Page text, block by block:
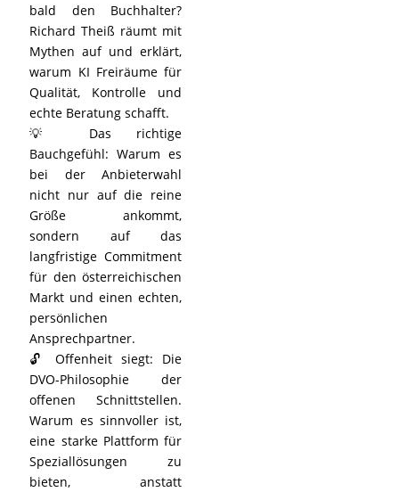
bald den Buchhalter?
Richard Theiß räumt mit
Mythen auf und erklärt,
warum KI Freiräume für
Qualität, Kontrolle und
echte Beratung schafft.
💡 Das richtige
Bauchgefühl: Warum es
bei der Anbieterwahl
nicht nur auf die reine
Größe ankommt,
sondern auf das
langfristige Commitment
für den österreichischen
Markt und einen echten,
persönlichen
Ansprechpartner.
🔓 Offenheit siegt: Die
DVO-Philosophie der
offenen Schnittstellen.
Warum es sinnvoller ist,
eine starke Plattform für
Speziallösungen zu
bieten, anstatt